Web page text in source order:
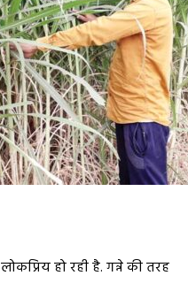
हो रही है. गन्ने की तरह